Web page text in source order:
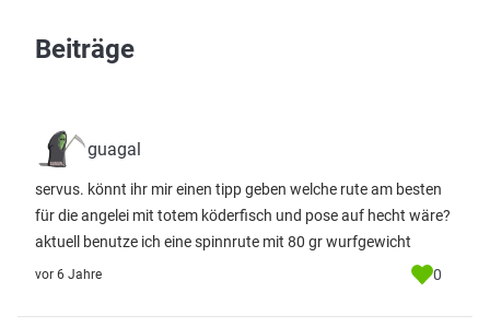
Beiträge
guagal
servus. könnt ihr mir einen tipp geben welche rute am besten
für die angelei mit totem köderfisch und pose auf hecht wäre?
aktuell benutze ich eine spinnrute mit 80 gr wurfgewicht
vor 6 Jahre 0